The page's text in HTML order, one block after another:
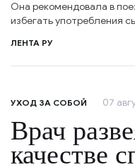
Она рекомендовала в
избегать употребления
ЛЕНТА РУ
УХОД ЗА СОБОЙ 07
Врач
качестве